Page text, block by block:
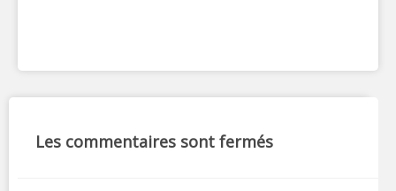
Les commentaires sont fermés